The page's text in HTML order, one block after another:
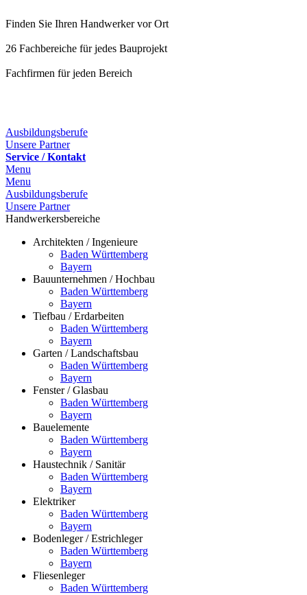
Finden Sie Ihren Handwerker vor Ort
26 Fachbereiche für jedes Bauprojekt
Fachfirmen für jeden Bereich
Ausbildungsberufe
Unsere Partner
Service / Kontakt
Menu
Menu
Ausbildungsberufe
Unsere Partner
Handwerkersbereiche
Architekten / Ingenieure
Baden Württemberg
Bayern
Bauunternehmen / Hochbau
Baden Württemberg
Bayern
Tiefbau / Erdarbeiten
Baden Württemberg
Bayern
Garten / Landschaftsbau
Baden Württemberg
Bayern
Fenster / Glasbau
Baden Württemberg
Bayern
Bauelemente
Baden Württemberg
Bayern
Haustechnik / Sanitär
Baden Württemberg
Bayern
Elektriker
Baden Württemberg
Bayern
Bodenleger / Estrichleger
Baden Württemberg
Bayern
Fliesenleger
Baden Württemberg